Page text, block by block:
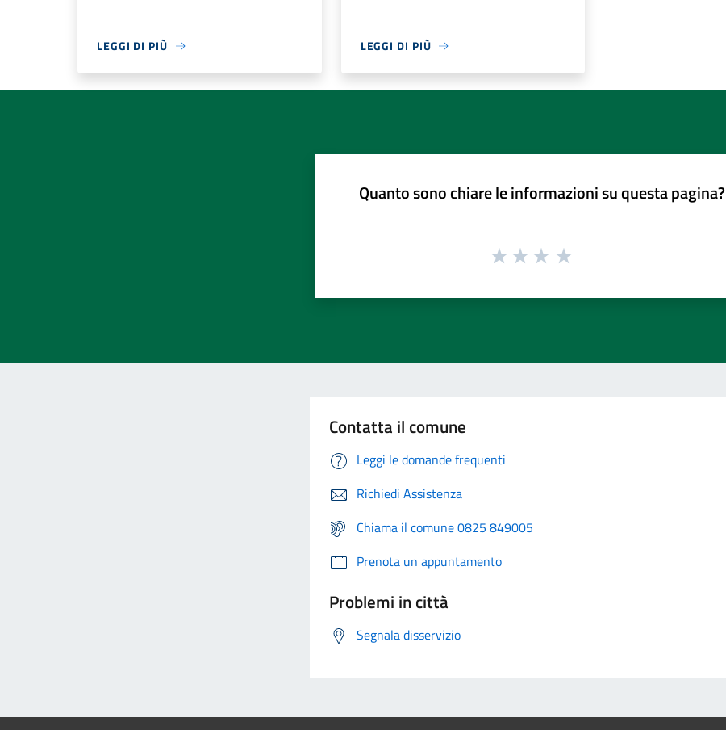
LEGGI DI PIÙ LEGGI DI PIÙ
Quanto sono chiare le informazioni su questa pagina?
Contatta il comune
Leggi le domande frequenti
Richiedi Assistenza
Chiama il comune 0825 849005
Prenota un appuntamento
Problemi in città
Segnala disservizio